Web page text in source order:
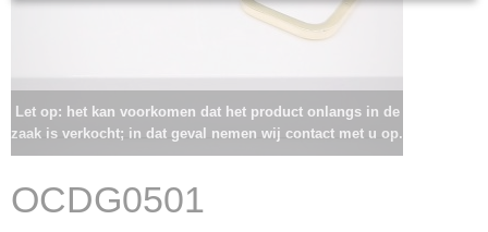
Let op: het kan voorkomen dat het product onlangs in de
zaak is verkocht; in dat geval nemen wij contact met u op.
OCDG0501